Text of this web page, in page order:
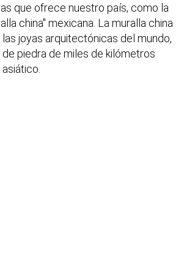
que ofrece nuestro país, como la
china" mexicana. La muralla china
las joyas arquitectónicas del mundo,
piedra de miles de kilómetros